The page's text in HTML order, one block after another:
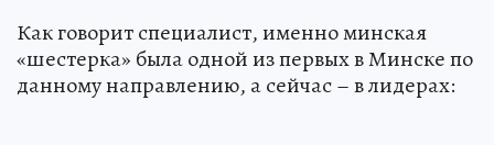
Как говорит специалист, именно минская
«шестерка» была одной из первых в Минске по
данному направлению, а сейчас – в лидерах: